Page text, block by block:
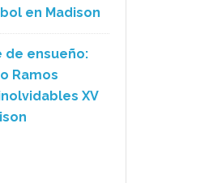
en Madison
de ensueño:
Ramos
XV